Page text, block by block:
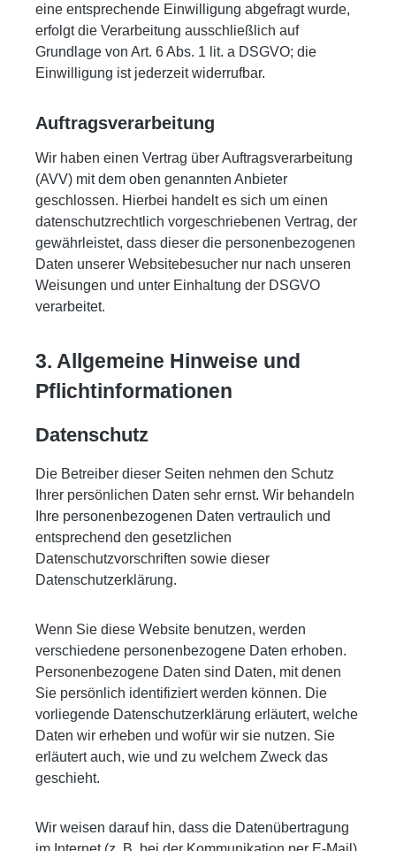
eine entsprechende Einwilligung abgefragt wurde,
erfolgt die Verarbeitung ausschließlich auf
Grundlage von Art. 6 Abs. 1 lit. a DSGVO; die
Einwilligung ist jederzeit widerrufbar.
Auftragsverarbeitung
Wir haben einen Vertrag über Auftragsverarbeitung
(AVV) mit dem oben genannten Anbieter
geschlossen. Hierbei handelt es sich um einen
datenschutzrechtlich vorgeschriebenen Vertrag, der
gewährleistet, dass dieser die personenbezogenen
Daten unserer Websitebesucher nur nach unseren
Weisungen und unter Einhaltung der DSGVO
verarbeitet.
3. Allgemeine Hinweise und
Pflicht­informationen
Datenschutz
Die Betreiber dieser Seiten nehmen den Schutz
Ihrer persönlichen Daten sehr ernst. Wir behandeln
Ihre personenbezogenen Daten vertraulich und
entsprechend den gesetzlichen
Datenschutzvorschriften sowie dieser
Datenschutzerklärung.
Wenn Sie diese Website benutzen, werden
verschiedene personenbezogene Daten erhoben.
Personenbezogene Daten sind Daten, mit denen
Sie persönlich identifiziert werden können. Die
vorliegende Datenschutzerklärung erläutert, welche
Daten wir erheben und wofür wir sie nutzen. Sie
erläutert auch, wie und zu welchem Zweck das
geschieht.
Wir weisen darauf hin, dass die Datenübertragung